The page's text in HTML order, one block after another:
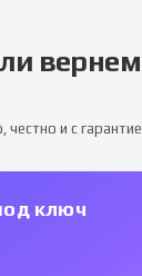
и с
ключ